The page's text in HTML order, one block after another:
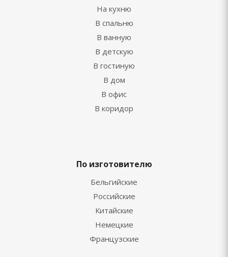
На кухню
В спальню
В ванную
В детскую
В гостиную
В дом
В офис
В коридор
По изготовителю
Бельгийские
Российские
Китайские
Немецкие
Французские